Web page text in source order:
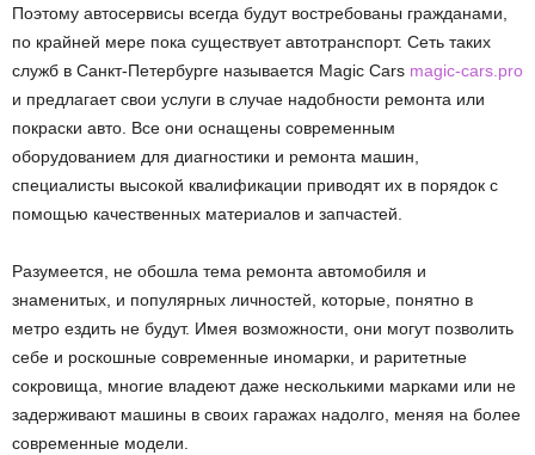
Поэтому автосервисы всегда будут востребованы гражданами,
по крайней мере пока существует автотранспорт. Сеть таких
служб в Санкт-Петербурге называется Magic Cars magic-cars.pro
и предлагает свои услуги в случае надобности ремонта или
покраски авто. Все они оснащены современным
оборудованием для диагностики и ремонта машин,
специалисты высокой квалификации приводят их в порядок с
помощью качественных материалов и запчастей.
Разумеется, не обошла тема ремонта автомобиля и
знаменитых, и популярных личностей, которые, понятно в
метро ездить не будут. Имея возможности, они могут позволить
себе и роскошные современные иномарки, и раритетные
сокровища, многие владеют даже несколькими марками или не
задерживают машины в своих гаражах надолго, меняя на более
современные модели.